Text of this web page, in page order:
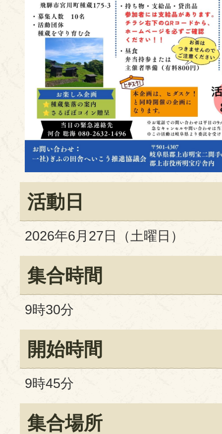
活動日
2026年6月27日（土曜日）
集合時間
9時30分
開始時間
9時45分
集合場所